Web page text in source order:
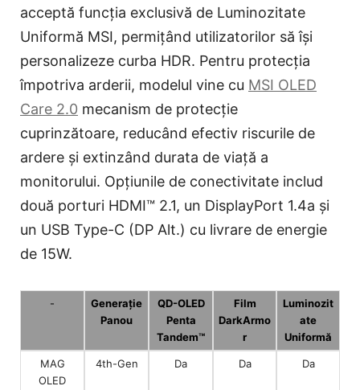
acceptă funcția exclusivă de Luminozitate
Uniformă MSI, permițând utilizatorilor să își
personalizeze curba HDR. Pentru protecția
împotriva arderii, modelul vine cu MSI OLED
Care 2.0 mecanism de protecție
cuprinzătoare, reducând efectiv riscurile de
ardere și extinzând durata de viață a
monitorului. Opțiunile de conectivitate includ
două porturi HDMI™ 2.1, un DisplayPort 1.4a și
un USB Type-C (DP Alt.) cu livrare de energie
de 15W.
-
Generație
Panou
QD-OLED
Penta
Tandem™
Film
DarkArmo
r
Luminozit
ate
Uniformă
MAG
OLED
4th-Gen Da Da Da